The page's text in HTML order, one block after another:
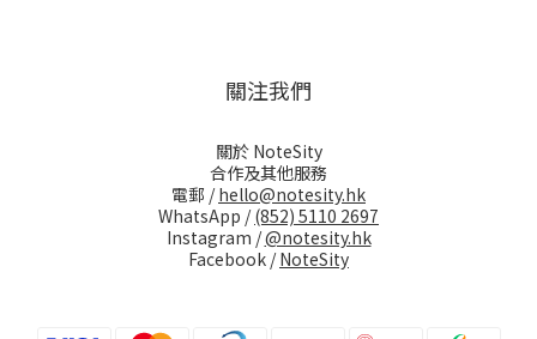
關注我們
關於 NoteSity
合作及其他服務
電郵 /hello@notesity.hk
WhatsApp /(852) 5110 2697
Instagram /@notesity.hk
Facebook /NoteSity